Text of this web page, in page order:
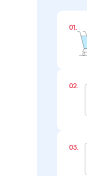
01.
02.
03.